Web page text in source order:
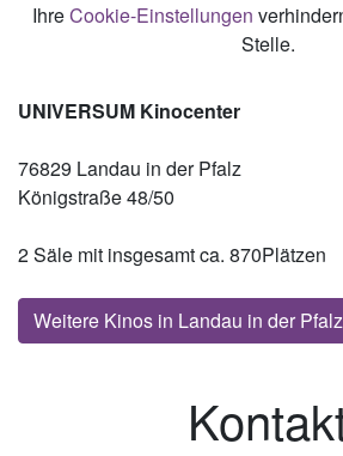
IhreCookie-Einstellungen
Stelle.
UNIVERSUM Kinocenter
76829 Landau in der Pfalz
Königstraße 48/50
2 Säle mit insgesamt ca. 870Plätzen
Weitere Kinos in Landau in der Pfalz